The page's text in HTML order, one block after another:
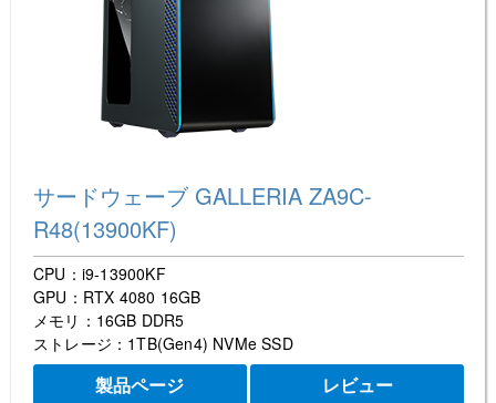
サードウェーブ GALLERIA ZA9C-
R48(13900KF)
CPU：i9-13900KF
GPU：RTX 4080 16GB
メモリ：16GB DDR5
ストレージ：1TB(Gen4) NVMe SSD
製品ページ レビュー